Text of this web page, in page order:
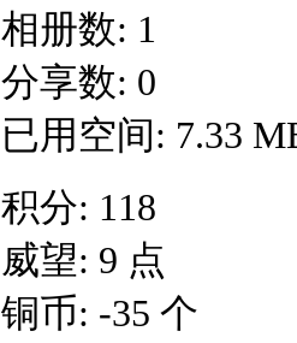
相册数: 1
分享数: 0
已用空间: 7.33
积分: 118
威望: 9 点
铜币: -35 个